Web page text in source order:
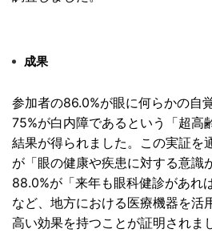
成果
参加者の86.0%が眼に何らかの自
75%が白内障であるという「超高
結果が得られました。この実証を
が「眼の健康や疾患に対する意識
88.0%が「来年も眼科健診があれ
など、 地方における医療機器を活
高い効果を持つことが証明されま